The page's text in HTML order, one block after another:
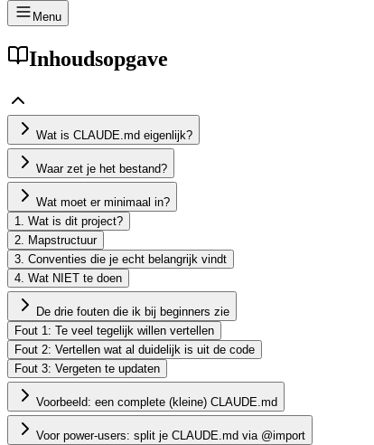
Menu
Inhoudsopgave
Wat is CLAUDE.md eigenlijk?
Waar zet je het bestand?
Wat moet er minimaal in?
1. Wat is dit project?
2. Mapstructuur
3. Conventies die je echt belangrijk vindt
4. Wat NIET te doen
De drie fouten die ik bij beginners zie
Fout 1: Te veel tegelijk willen vertellen
Fout 2: Vertellen wat al duidelijk is uit de code
Fout 3: Vergeten te updaten
Voorbeeld: een complete (kleine) CLAUDE.md
Voor power-users: split je CLAUDE.md via @import